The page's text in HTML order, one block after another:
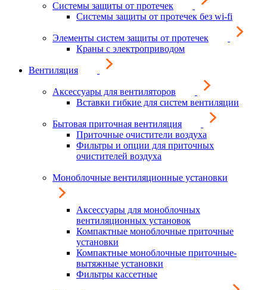
Системы защиты от протечек
Системы защиты от протечек без wi-fi
Элементы систем защиты от протечек
Краны с электроприводом
Вентиляция
Аксессуары для вентиляторов
Вставки гибкие для систем вентиляции
Бытовая приточная вентиляция
Приточные очистители воздуха
Фильтры и опции для приточных
очистителей воздуха
Моноблочные вентиляционные установки
Аксессуары для моноблочных
вентиляционных установок
Компактные моноблочные приточные
установки
Компактные моноблочные приточные-
вытяжные установки
Фильтры кассетные